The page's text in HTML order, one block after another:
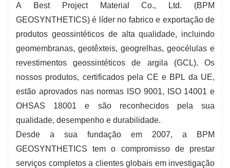
A Best Project Material Co., Ltd. (BPM
GEOSYNTHETICS) é líder no fabrico e exportação de
produtos geossintéticos de alta qualidade, incluindo
geomembranas, geotêxteis, geogrelhas, geocélulas e
revestimentos geossintéticos de argila (GCL). Os
nossos produtos, certificados pela CE e BPL da UE,
estão aprovados nas normas ISO 9001, ISO 14001 e
OHSAS 18001 e são reconhecidos pela sua
qualidade, desempenho e durabilidade.
Desde a sua fundação em 2007, a BPM
GEOSYNTHETICS tem o compromisso de prestar
serviços completos a clientes globais em investigação